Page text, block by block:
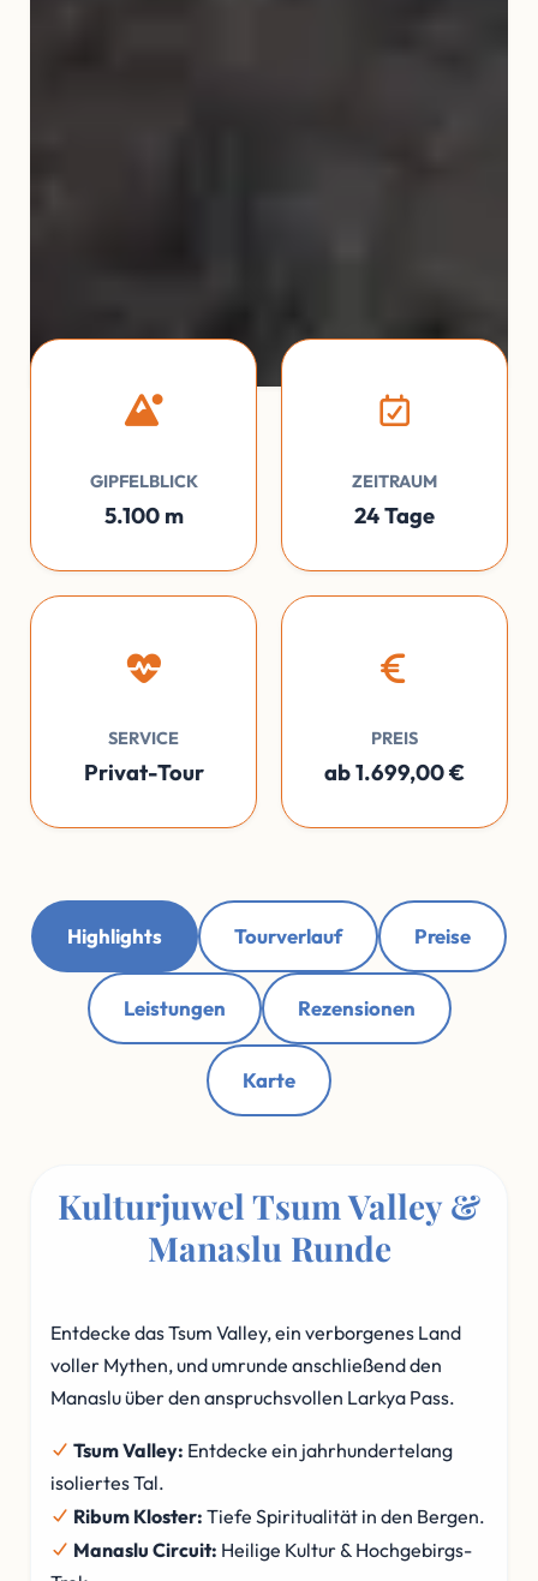
GIPFELBLICK
5.100 m
ZEITRAUM
24 Tage
SERVICE
Privat-Tour
PREIS
ab 1.699,00 €
Highlights Tourverlauf Preise
Leistungen Rezensionen
Karte
Kulturjuwel Tsum Valley &
Manaslu Runde
Entdecke das Tsum Valley, ein verborgenes Land
voller Mythen, und umrunde anschließend den
Manaslu über den anspruchsvollen Larkya Pass.
Tsum Valley: Entdecke ein jahrhundertelang
isoliertes Tal.
Ribum Kloster: Tiefe Spiritualität in den Bergen.
Manaslu Circuit: Heilige Kultur & Hochgebirgs-